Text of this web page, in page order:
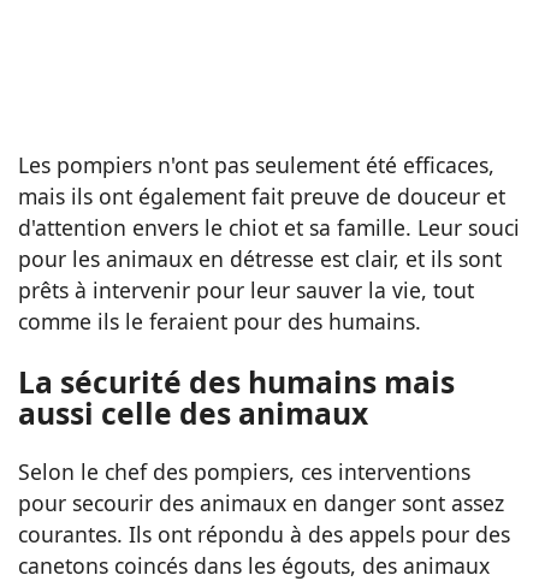
Les pompiers n'ont pas seulement été efficaces,
mais ils ont également fait preuve de douceur et
d'attention envers le chiot et sa famille. Leur souci
pour les animaux en détresse est clair, et ils sont
prêts à intervenir pour leur sauver la vie, tout
comme ils le feraient pour des humains.
La sécurité des humains mais
aussi celle des animaux
Selon le chef des pompiers, ces interventions
pour secourir des animaux en danger sont assez
courantes. Ils ont répondu à des appels pour des
canetons coincés dans les égouts, des animaux